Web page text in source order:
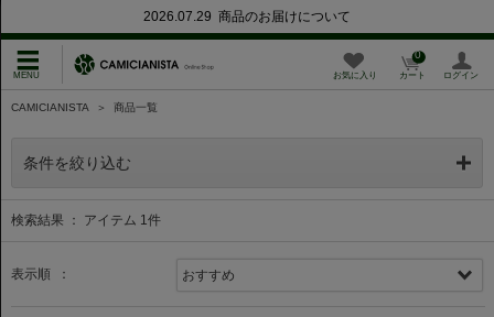
2026.07.29 商品のお届けについて
お気に入り カート
0
ログイン
CAMICIANISTA ＞ 商品一覧
条件を絞り込む
検索結果 ： アイテム 1件
表示順 ：